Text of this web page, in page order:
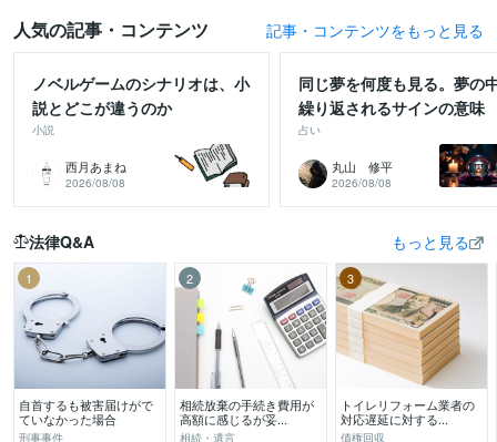
人気の記事・コンテンツ 記事・コンテンツをもっと見る
ノベルゲームのシナリオは、小
説とどこが違うのか
小説
西月あまね
2026/08/08
同じ夢を何度も見る。夢の
繰り返されるサインの意味
占い
丸山 修平
2026/08/08
法律Q&A もっと見る
1
自首するも被害届けがで
ていなかった場合
刑事事件
2
相続放棄の手続き費用が
高額に感じるが妥...
相続・遺言
3
トイレリフォーム業者の
対応遅延に対する...
債権回収